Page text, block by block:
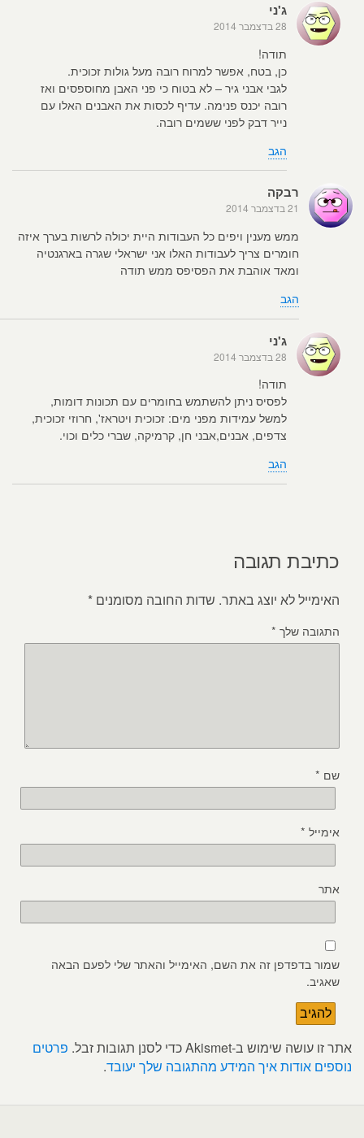
ג'ני
28 בדצמבר 2014
תודה!
כן, בטח, אפשר למרוח רובה מעל גולות זכוכית.
לגבי אבני גיר – לא בטוח כי פני האבן מחוספסים ואז
רובה יכנס פנימה. עדיף לכסות את האבנים האלו עם
נייר דבק לפני ששמים רובה.
הגב
רבקה
21 בדצמבר 2014
ממש מענין ויפים כל העבודות היית יכולה לרשות בערך איזה
חומרים צריך לעבודות האלו אני ישראלי שגרה בארגנטיה
ומאד אוהבת את הפסיפס ממש תודה
הגב
ג'ני
28 בדצמבר 2014
תודה!
לפסיס ניתן להשתמש בחומרים עם תכונות דומות,
למשל עמידות מפני מים: זכוכית ויטראז', חרוזי זכוכית,
צדפים, אבנים,אבני חן, קרמיקה, שברי כלים וכוי.
הגב
כתיבת תגובה
האימייל לא יוצג באתר. שדות החובה מסומנים *
התגובה שלך *
שם *
אימייל *
אתר
שמור בדפדפן זה את השם, האימייל והאתר שלי לפעם הבאה
שאגיב.
אתר זו עושה שימוש ב-Akismet כדי לסנן תגובות זבל.
פרטים
נוספים אודות איך המידע מהתגובה שלך יעובד.